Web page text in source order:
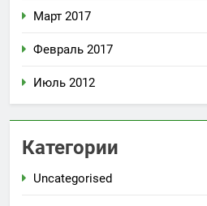
Март 2017
Февраль 2017
Июль 2012
Категории
Uncategorised